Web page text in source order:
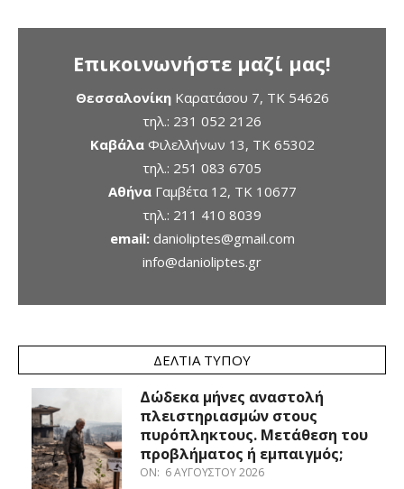
Επικοινωνήστε μαζί μας!
ΘεσσαλονίκηΚαρατάσου 7, TK 54626
τηλ.: 231 052 2126
ΚαβάλαΦιλελλήνων 13, ΤΚ 65302
τηλ.: 251 083 6705
ΑθήναΓαμβέτα 12, ΤΚ 10677
τηλ.: 211 410 8039
email: danioliptes@gmail.com
info@danioliptes.gr
ΔΕΛΤΊΑ ΤΎΠΟΥ
Δώδεκα μήνες αναστολή
πλειστηριασμών στους
πυρόπληκτους. Μετάθεση του
προβλήματος ή εμπαιγμός;
ON: 6 ΑΥΓΟΎΣΤΟΥ 2026